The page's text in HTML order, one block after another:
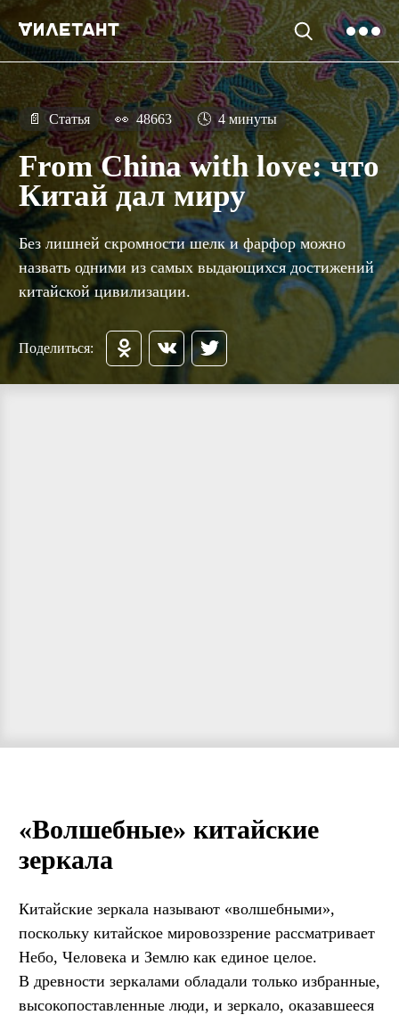
📄 Статья 👀 48663 🕓 4 минуты
From China with love: что
Китай дал миру
Без лишней скромности шелк и фарфор можно
назвать одними из самых выдающихся достижений
китайской цивилизации.
Поделиться:
«Волшебные» китайские
зеркала
Китайские зеркала называют «волшебными»,
поскольку китайское мировоззрение рассматривает
Небо, Человека и Землю как единое целое.
В древности зеркалами обладали только избранные,
высокопоставленные люди, и зеркало, оказавшееся